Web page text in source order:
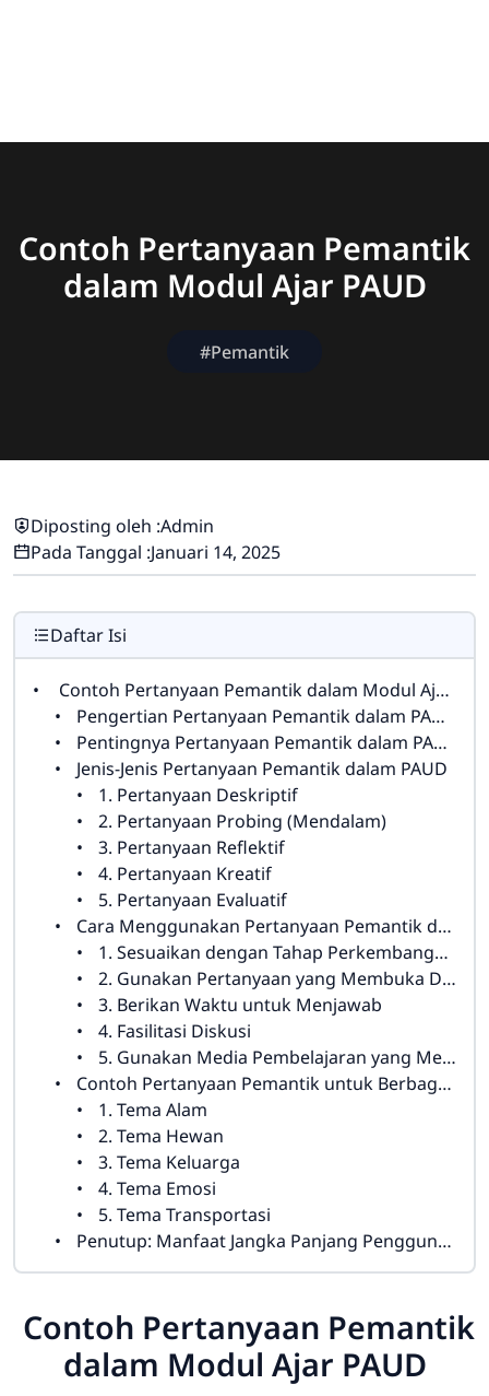
Contoh Pertanyaan Pemantik
dalam Modul Ajar PAUD
#Pemantik
Diposting oleh :Admin
Pada Tanggal :Januari 14, 2025
Daftar Isi
Contoh Pertanyaan Pemantik dalam Modul Ajar PAUD
Pengertian Pertanyaan Pemantik dalam PAUD
Pentingnya Pertanyaan Pemantik dalam PAUD
Jenis-Jenis Pertanyaan Pemantik dalam PAUD
1. Pertanyaan Deskriptif
2. Pertanyaan Probing (Mendalam)
3. Pertanyaan Reflektif
4. Pertanyaan Kreatif
5. Pertanyaan Evaluatif
Cara Menggunakan Pertanyaan Pemantik dalam Modul Ajar PAUD
1. Sesuaikan dengan Tahap Perkembangan Anak
2. Gunakan Pertanyaan yang Membuka Diskusi
3. Berikan Waktu untuk Menjawab
4. Fasilitasi Diskusi
5. Gunakan Media Pembelajaran yang Menarik
Contoh Pertanyaan Pemantik untuk Berbagai Topik dalam PAUD
1. Tema Alam
2. Tema Hewan
3. Tema Keluarga
4. Tema Emosi
5. Tema Transportasi
Penutup: Manfaat Jangka Panjang Penggunaan Pertanyaan Pemantik dalam PAUD
Contoh Pertanyaan Pemantik
dalam Modul Ajar PAUD